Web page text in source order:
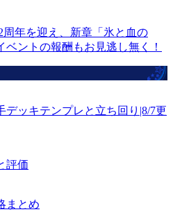
周年を迎え、新章「氷と血の
ントの報酬もお見逃し無く！
デッキテンプレと立ち回り|8/7更
評価
まとめ